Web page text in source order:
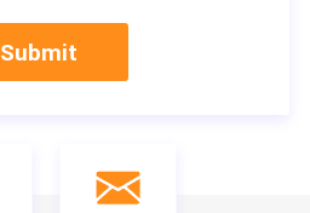
18mm
Submit